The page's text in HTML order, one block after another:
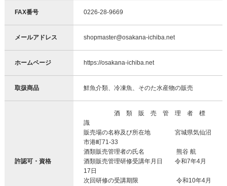
FAX番号 0226-28-9669
メールアドレス shopmaster@osakana-ichiba.net
ホームページ https://osakana-ichiba.net
取扱商品 鮮魚介類、冷凍魚、そのた水産物の販売
許認可・資格
酒 類 販 売 管 理 者 標
識
販売場の名称及び所在地 宮城県気仙沼
市港町71-33
酒類販売管理者の氏名 熊谷 航
酒類販売管理研修受講年月日 令和7年4月
17日
次回研修の受講期限 令和10年4月